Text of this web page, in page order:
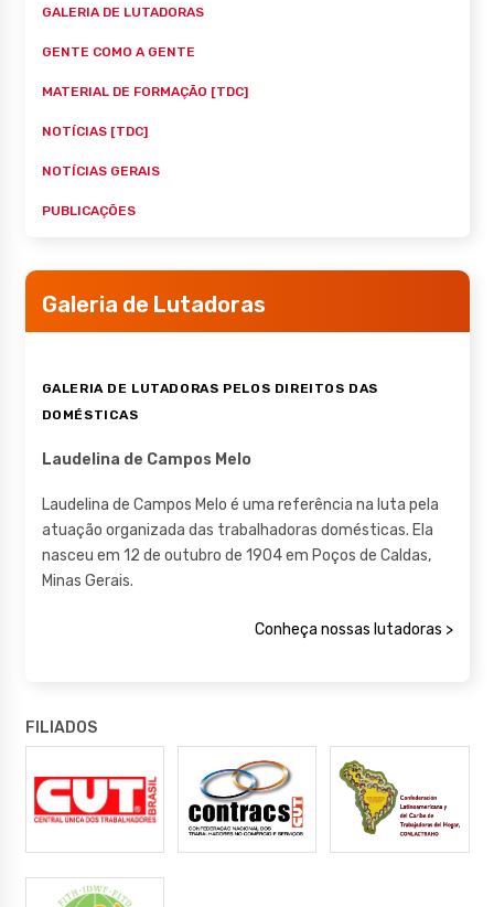
GALERIA DE LUTADORAS
GENTE COMO A GENTE
MATERIAL DE FORMAÇÃO [TDC]
NOTÍCIAS [TDC]
NOTÍCIAS GERAIS
PUBLICAÇÕES
Galeria de Lutadoras
GALERIA DE LUTADORAS PELOS DIREITOS DAS
DOMÉSTICAS
Laudelina de Campos Melo
Laudelina de Campos Melo é uma referência na luta pela
atuação organizada das trabalhadoras domésticas. Ela
nasceu em 12 de outubro de 1904 em Poços de Caldas,
Minas Gerais.
Conheça nossas lutadoras >
FILIADOS